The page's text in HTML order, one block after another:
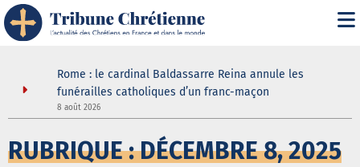
de la
Rome : le cardinal Baldassarre Reina annule les
funérailles catholiques d’un franc-maçon
8 août 2026
RUBRIQUE : DÉCEMBRE 8, 2025